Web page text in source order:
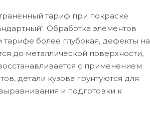
тариф при покраске
Обработка элементов
тарифе более глубокая, дефекты на
до металлической поверхности,
с применением
детали кузова грунтуются для
и подготовки к